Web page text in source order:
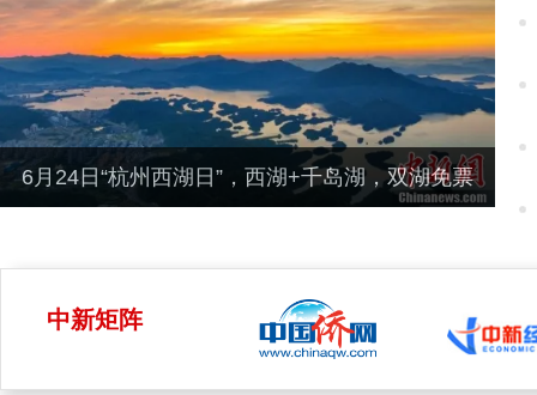
6月24日“杭州西湖日”，西湖+千岛湖，双湖免票
中新矩阵